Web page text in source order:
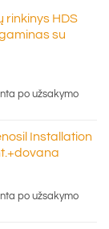
rinkinys HDS
su
po užsakymo
Installation
po užsakymo